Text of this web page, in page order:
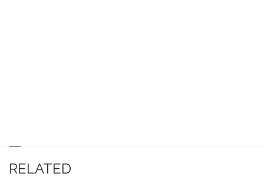
RELATED